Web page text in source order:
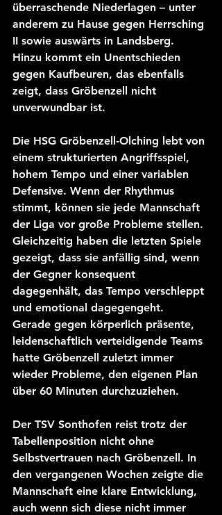
überraschende Niederlagen – unter
anderem zu Hause gegen Herrsching
II sowie auswärts in Landsberg.
Hinzu kommt ein Unentschieden
gegen Kaufbeuren, das ebenfalls
zeigt, dass Gröbenzell nicht
unverwundbar ist.
Die HSG Gröbenzell-Olching lebt von
einem strukturierten Angriffsspiel,
hohem Tempo und einer variablen
Defensive. Wenn der Rhythmus
stimmt, können sie jede Mannschaft
der Liga vor große Probleme stellen.
Gleichzeitig haben die letzten Spiele
gezeigt, dass sie anfällig sind, wenn
der Gegner konsequent
dagegenhält, das Tempo verschleppt
und emotional dagegengeht.
Gerade gegen körperlich präsente,
leidenschaftlich verteidigende Teams
hatte Gröbenzell zuletzt immer
wieder Probleme, den eigenen Plan
über 60 Minuten durchzuziehen.
Der TSV Sonthofen reist trotz der
Tabellenposition nicht ohne
Selbstvertrauen nach Gröbenzell. In
den vergangenen Wochen zeigte die
Mannschaft eine klare Entwicklung,
auch wenn sich diese nicht immer